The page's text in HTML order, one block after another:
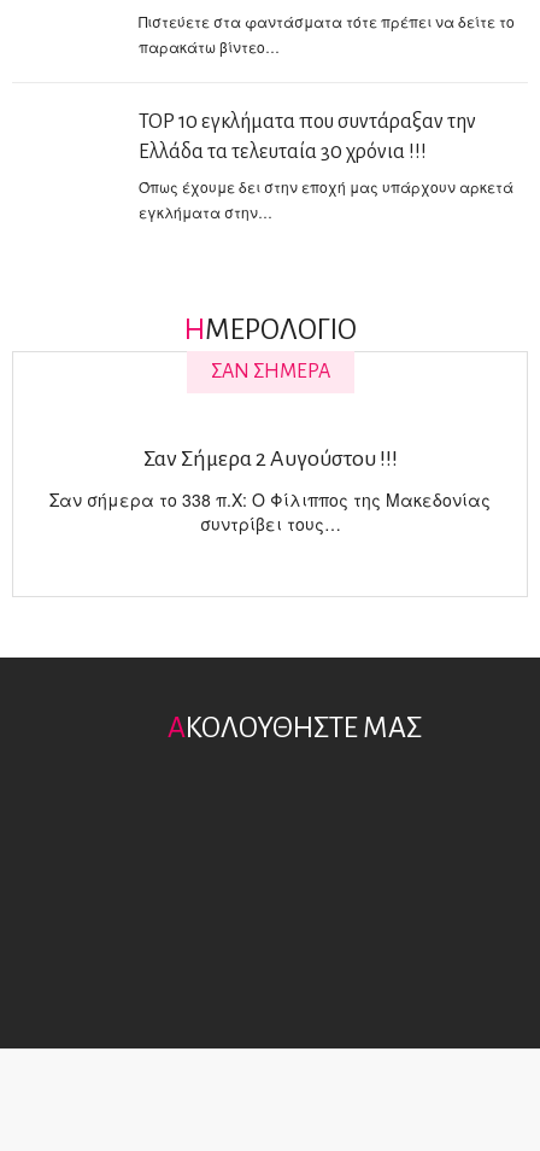
Πιστεύετε στα φαντάσματα τότε πρέπει να δείτε το
παρακάτω βίντεο…
TOP 10 εγκλήματα που συντάραξαν την
Ελλάδα τα τελευταία 30 χρόνια !!!
Όπως έχουμε δει στην εποχή μας υπάρχουν αρκετά
εγκλήματα στην…
ΗΜΕΡΟΛΟΓΙΟ
ΣΑΝ ΣΗΜΕΡΑ
Σαν Σήμερα 2 Αυγούστου !!!
Σαν σήμερα το 338 π.X: Ο Φίλιππος της Μακεδονίας
συντρίβει τους…
ΑΚΟΛΟΥΘΗΣΤΕ ΜΑΣ